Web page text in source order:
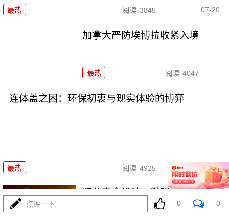
最热 阅读 3845 07-20
加拿大严防埃博拉收紧入境
最热 阅读 4047
连体盖之困：环保初衷与现实体验的博弈
最热 阅读 4925 07-17
瓶盖安全设计：微观细节中的守
点评一下 0 0